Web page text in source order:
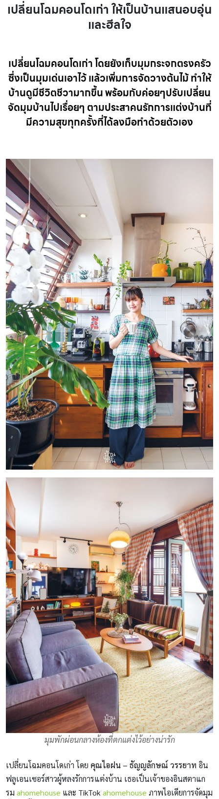
เปลี่ยนโฉมคอนโดเก่า ให้เป็นบ้านแสนอบอุ่น
และฮีลใจ
เปลี่ยนโฉมคอนโดเก่า โดยยังเก็บมุมกระจกตรงครัว
ซึ่งเป็นมุมเด่นเอาไว้ แล้วเพิ่มการจัดวางต้นไม้ ทำให้
บ้านดูมีชีวิตชีวามากขึ้น พร้อมกับค่อยๆปรับเปลี่ยน
จัดมุมบ้านไปเรื่อยๆ ตามประสาคนรักการแต่งบ้านที่
มีความสุขทุกครั้งที่ได้ลงมือทำด้วยตัวเอง
มุมพักผ่อนกลางห้องที่ตกแต่งไว้อย่างน่ารัก
เปลี่ยนโฉมคอนโดเก่า โดย คุณไอฝน – ธัญญลักษณ์ วรรยาท อิน
ฟลูเอนเซอร์สาวผู้หลงรักการแต่งบ้าน เธอเป็นเจ้าของอินสตาแก
รม ahomehouse และ TikTok ahomehouse ภาพไอเดียการจัดมุม